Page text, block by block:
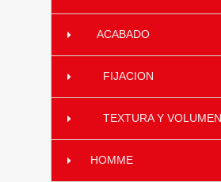
ACABADO
FIJACION
TEXTURA Y VOLUMEN
HOMME